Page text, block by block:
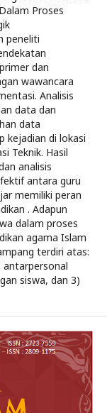
Proses
peneliti
dan
wawancara
Analisis
data dan
data
kejadian di lokasi
Teknik. Hasil
analisis
antara guru
memiliki peran
. Adapun
dalam proses
agama Islam
terdiri atas:
antarpersonal
siswa, dan 3)